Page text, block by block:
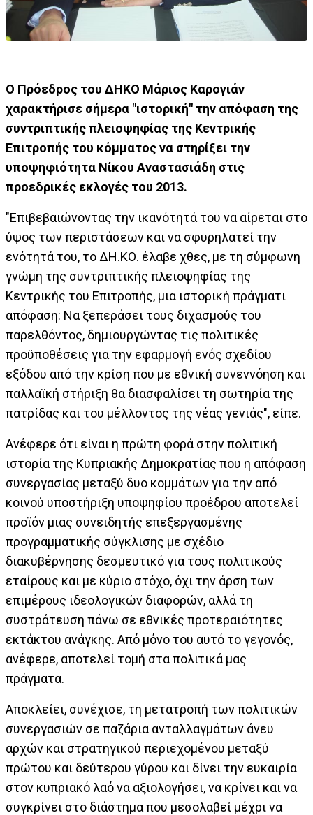
Ο Πρόεδρος του ΔΗΚΟ Μάριος Καρογιάν
χαρακτήρισε σήμερα "ιστορική" την απόφαση της
συντριπτικής πλειοψηφίας της Κεντρικής
Επιτροπής του κόμματος να στηρίξει την
υποψηφιότητα Νίκου Αναστασιάδη στις
προεδρικές εκλογές του 2013.
"Επιβεβαιώνοντας την ικανότητά του να αίρεται στο
ύψος των περιστάσεων και να σφυρηλατεί την
ενότητά του, το ΔΗ.ΚΟ. έλαβε χθες, με τη σύμφωνη
γνώμη της συντριπτικής πλειοψηφίας της
Κεντρικής του Επιτροπής, μια ιστορική πράγματι
απόφαση: Να ξεπεράσει τους διχασμούς του
παρελθόντος, δημιουργώντας τις πολιτικές
προϋποθέσεις για την εφαρμογή ενός σχεδίου
εξόδου από την κρίση που με εθνική συνεννόηση και
παλλαϊκή στήριξη θα διασφαλίσει τη σωτηρία της
πατρίδας και του μέλλοντος της νέας γενιάς", είπε.
Ανέφερε ότι είναι η πρώτη φορά στην πολιτική
ιστορία της Κυπριακής Δημοκρατίας που η απόφαση
συνεργασίας μεταξύ δυο κομμάτων για την από
κοινού υποστήριξη υποψηφίου προέδρου αποτελεί
προϊόν μιας συνειδητής επεξεργασμένης
προγραμματικής σύγκλισης με σχέδιο
διακυβέρνησης δεσμευτικό για τους πολιτικούς
εταίρους και με κύριο στόχο, όχι την άρση των
επιμέρους ιδεολογικών διαφορών, αλλά τη
συστράτευση πάνω σε εθνικές προτεραιότητες
εκτάκτου ανάγκης. Από μόνο του αυτό το γεγονός,
ανέφερε, αποτελεί τομή στα πολιτικά μας
πράγματα.
Αποκλείει, συνέχισε, τη μετατροπή των πολιτικών
συνεργασιών σε παζάρια ανταλλαγμάτων άνευ
αρχών και στρατηγικού περιεχομένου μεταξύ
πρώτου και δεύτερου γύρου και δίνει την ευκαιρία
στον κυπριακό λαό να αξιολογήσει, να κρίνει και να
συγκρίνει στο διάστημα που μεσολαβεί μέχρι να